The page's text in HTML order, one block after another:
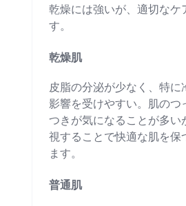
乾燥には強いが、適切なケ
す。
乾燥肌
皮脂の分泌が少なく、特に
影響を受けやすい。肌のつ
つきが気になることが多い
視することで快適な肌を保
ます。
普通肌